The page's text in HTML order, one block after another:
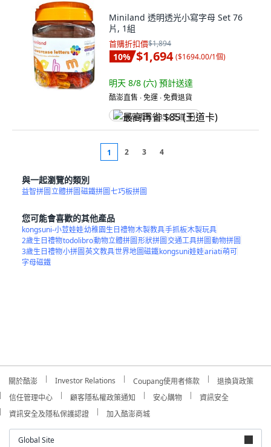
Miniland 透明透光小寫字母 Set 76
片, 1組
首購折扣價$1,894
10% $1,694 ($1694.00/1個)
明天 8/8 (六) 預計送達
酷澎直售 ∙ 免運 ∙ 免費退貨
最高再省 $85 (王道卡)
1 2 3 4
與一起瀏覽的類別
益智拼圖立體拼圖磁鐵拼圖七巧板拼圖
您可能會喜歡的其他產品
kongsuni-小荳娃娃幼稚園生日禮物木製教具手抓板木製玩具
2歲生日禮物todolibro動物立體拼圖形狀拼圖交通工具拼圖動物拼圖
3歲生日禮物小拼圖英文教具世界地圖磁鐵kongsuni娃娃ariati萌可
字母磁鐵
關於酷澎 Investor Relations Coupang使用者條款
退換貨政策
信任管理中心
顧客隱私權政策通知 安心購物
資訊安全
資訊安全及隱私保護認證
加入酷澎商城
Global Site